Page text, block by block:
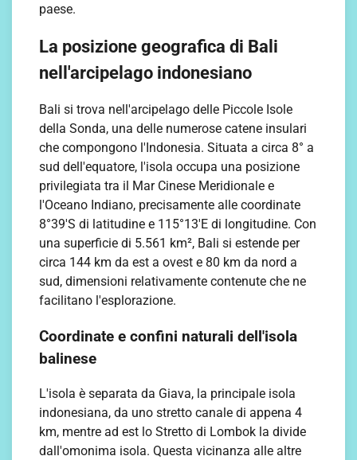
paese.
La posizione geografica di Bali
nell'arcipelago indonesiano
Bali si trova nell'arcipelago delle Piccole Isole
della Sonda, una delle numerose catene insulari
che compongono l'Indonesia. Situata a circa 8° a
sud dell'equatore, l'isola occupa una posizione
privilegiata tra il Mar Cinese Meridionale e
l'Oceano Indiano, precisamente alle coordinate
8°39'S di latitudine e 115°13'E di longitudine. Con
una superficie di 5.561 km², Bali si estende per
circa 144 km da est a ovest e 80 km da nord a
sud, dimensioni relativamente contenute che ne
facilitano l'esplorazione.
Coordinate e confini naturali dell'isola
balinese
L'isola è separata da Giava, la principale isola
indonesiana, da uno stretto canale di appena 4
km, mentre ad est lo Stretto di Lombok la divide
dall'omonima isola. Questa vicinanza alle altre